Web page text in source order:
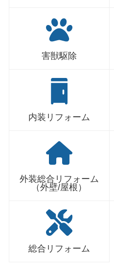
害獣駆除
内装リフォーム
外装総合リフォーム
（外壁/屋根）
総合リフォーム